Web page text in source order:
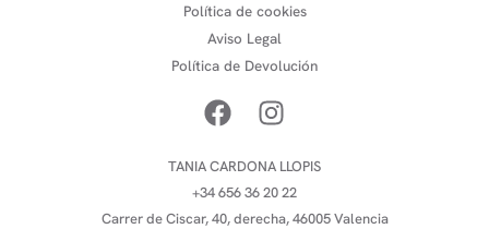
Política de cookies
Aviso Legal
Política de Devolución
TANIA CARDONA LLOPIS
+34 656 36 20 22
Carrer de Ciscar, 40, derecha, 46005 Valencia